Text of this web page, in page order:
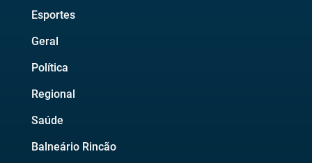
Esportes
Geral
Política
Regional
Saúde
Balneário Rincão